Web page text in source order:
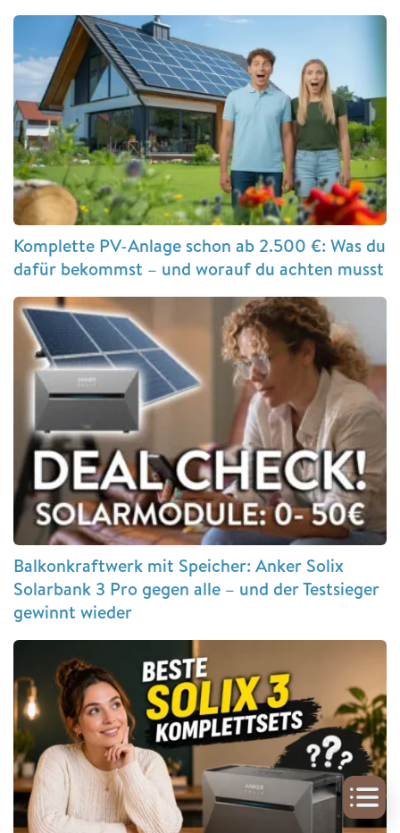
Komplette PV-Anlage schon ab 2.500 €: Was du
dafür bekommst – und worauf du achten musst
Balkonkraftwerk mit Speicher: Anker Solix
Solarbank 3 Pro gegen alle – und der Testsieger
gewinnt wieder